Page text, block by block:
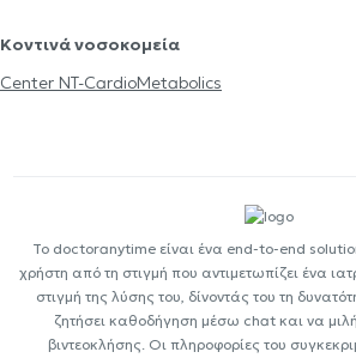
Κοντινά νοσοκομεία
Center NT-CardioMetabolics
Το doctoranytime είναι ένα end-to-end
χρήστη από τη στιγμή που αντιμετωπίζει ένα
στιγμή της λύσης του, δίνοντάς του τη
ζητήσει καθοδήγηση μέσω chat και να
βιντεοκλήσης. Οι πληροφορίες του